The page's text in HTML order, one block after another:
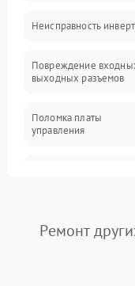
Механические
Механика
Неисправность
Повреждение
выходных разъемов
Поломка платы
управления
Повреждение
конденсаторов
Ремонт